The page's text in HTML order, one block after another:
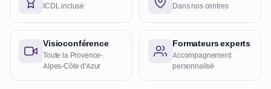
ICDL incluse Dans nos centres
Visioconférence
Toute la Provence-
Alpes-Côte d'Azur
Formateurs experts
Accompagnement
personnalisé